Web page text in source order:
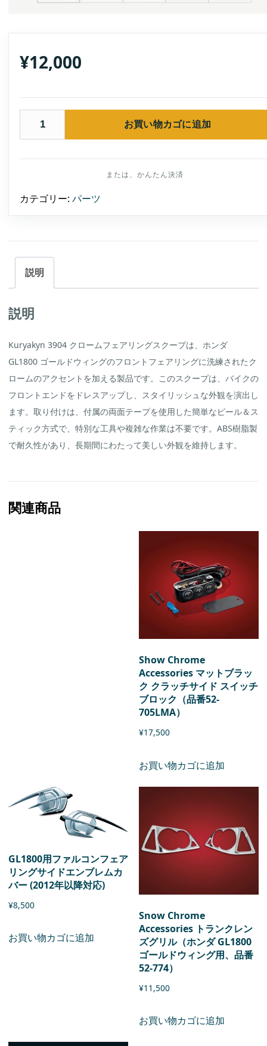
¥12,000
Kuryakyn
3904
ロ
ェ
ア
リ
ス
ー
プ
（ホ
GL1800
ゴ
ド
ウ
ィ
ン
グ
用）
お買い物カゴに追加
カテゴリー: パーツ
説明
説明
Kuryakyn 3904 クロームフェアリングスクープは、ホンダ
GL1800 ゴールドウィングのフロントフェアリングに洗練されたク
ロームのアクセントを加える製品です。
このスクープは、バイクの
フロントエンドをドレスアップし、スタイリッシュな外観を演出し
ます。 取り付けは、付属の両面テープを使用した簡単なピール＆ス
ティック方式で、特別な工具や複雑な作業は不要です。 ABS樹脂製
で耐久性があり、長期間にわたって美しい外観を維持します。
関連商品
Show Chrome
Accessories マットブラッ
ク クラッチサイド スイッチ
ブロック（品番52-
705LMA）
¥17,500
お買い物カゴに追加
GL1800用ファルコンフェア
リングサイドエンブレムカ
バー (2012年以降対応)
¥8,500
お買い物カゴに追加
Snow Chrome
Accessories トランクレン
ズグリル（ホンダ GL1800
ゴールドウィング用、品番
52-774）
¥11,500
お買い物カゴに追加